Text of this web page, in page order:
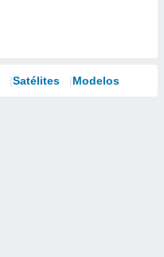
Satélites Modelos